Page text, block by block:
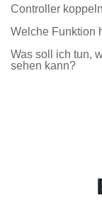
Controller koppeln
Welche Funktion
Was soll ich tun,
sehen kann?